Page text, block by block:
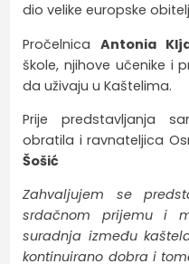
dio velike europske
PročelnicaAntonia
škole, njihove učenike i
da uživaju u Kaštelima.
Prije predstavljanja
obratila i ravnateljica
Šošić
Zahvaljujem se
srdačnom prijemu i
suradnja između
kontinuirano dobra i